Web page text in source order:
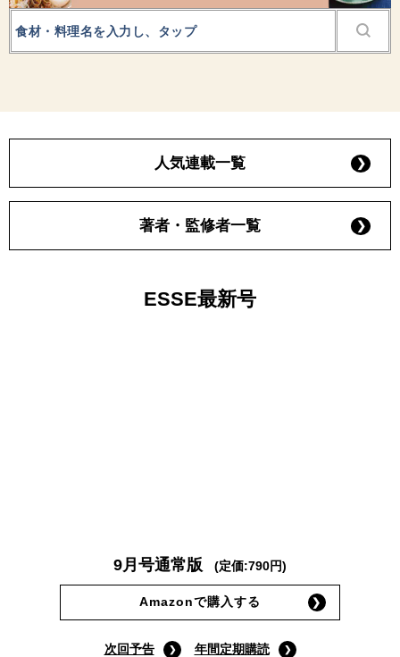
人気連載一覧
著者・監修者一覧
ESSE最新号